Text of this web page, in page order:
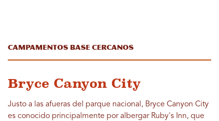
Campamentos base cercanos
Bryce Canyon City
Justo a las afueras del parque nacional, Bryce Canyon City
es conocido principalmente por albergar Ruby's Inn, que